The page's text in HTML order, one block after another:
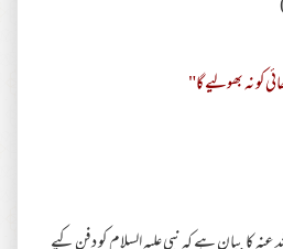
کو نہ بھولیے گا"